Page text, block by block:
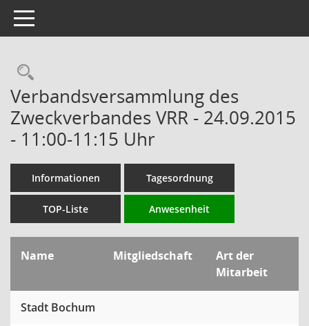
Toggle navigation
Rechercheauswahl
Verbandsversammlung des
Zweckverbandes VRR - 24.09.2015
- 11:00-11:15 Uhr
Informationen Tagesordnung
TOP-Liste Anwesenheit
Name Mitgliedschaft
Art der
Mitarbeit
Stadt Bochum